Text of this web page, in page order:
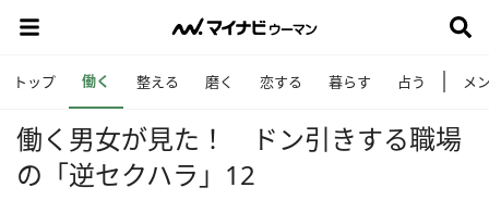
トップ 働く 整える 磨く 恋する 暮らす 占う メ
働く男女が見た！ ドン引きする職場
の「逆セクハラ」12